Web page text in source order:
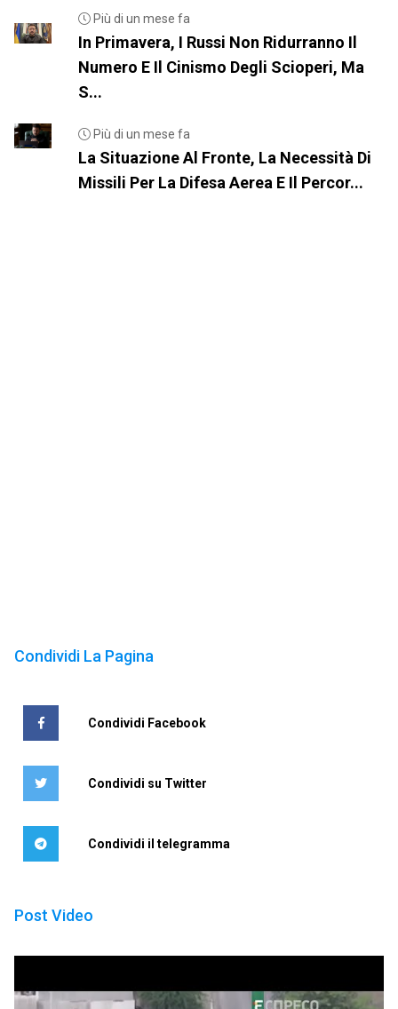
Più di un mese fa
In Primavera, I Russi Non Ridurranno Il
Numero E Il Cinismo Degli Scioperi, Ma
S...
Più di un mese fa
La Situazione Al Fronte, La Necessità Di
Missili Per La Difesa Aerea E Il Percor...
Condividi La Pagina
Condividi Facebook
Condividi su Twitter
Condividi il telegramma
Post Video